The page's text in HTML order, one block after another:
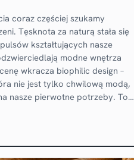
coraz częściej szukamy
Tęsknota za naturą stała się
kształtujących nasze
modne wnętrza
wkracza biophilic design –
nie jest tylko chwilową modą,
nasze pierwotne potrzeby. To…